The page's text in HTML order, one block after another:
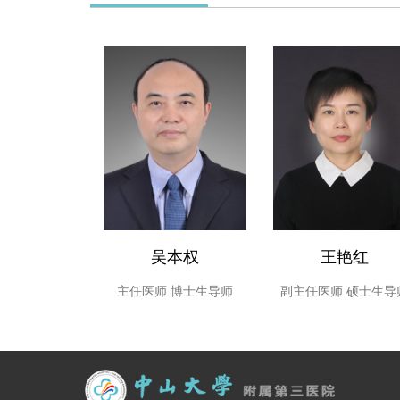
吴本权
主任医师 博士生导师
王艳红
副主任医师 硕士生导